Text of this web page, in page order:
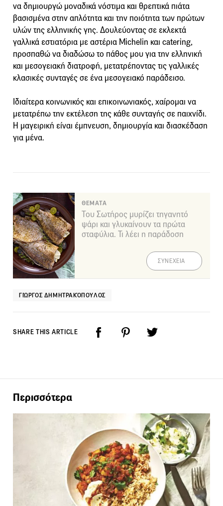
να δημιουργώ μοναδικά νόστιμα και θρεπτικά πιάτα
βασισμένα στην απλότητα και την ποιότητα των πρώτων
υλών της ελληνικής γης. Δουλεύοντας σε εκλεκτά
γαλλικά εστιατόρια με αστέρια Michelin και catering,
προσπαθώ να διαδώσω το πάθος μου για την ελληνική
και μεσογειακή διατροφή, μετατρέποντας τις γαλλικές
κλασικές συνταγές σε ένα μεσογειακό παράδεισο.
Ιδιαίτερα κοινωνικός και επικοινωνιακός, χαίρομαι να
μετατρέπω την εκτέλεση της κάθε συνταγής σε παιχνίδι.
Η μαγειρική είναι έμπνευση, δημιουργία και διασκέδαση
για μένα.
ΘΕΜΑΤΑ
Του Σωτήρος μυρίζει τηγανητό
ψάρι και γλυκαίνουν τα πρώτα
σταφύλια. Τι λέει η παράδοση
ΣΥΝΕΧΕΙΑ
ΓΙΏΡΓΟΣ ΔΗΜΗΤΡΑΚΌΠΟΥΛΟΣ
SHARE THIS ARTICLE
Περισσότερα